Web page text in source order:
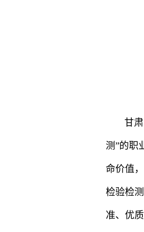
甘
测”的职
命价值，
检验检
准、优